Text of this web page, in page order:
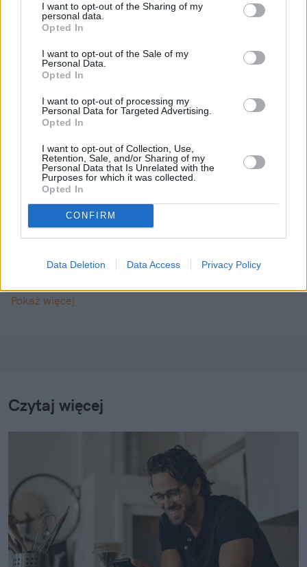
I want to opt-out of the Sharing of my
personal data.
Opted In
I want to opt-out of the Sale of my
Personal Data.
Opted In
I want to opt-out of processing my
Personal Data for Targeted Advertising.
Opted In
I want to opt-out of Collection, Use,
Retention, Sale, and/or Sharing of my
Personal Data that Is Unrelated with the
Purposes for which it was collected.
Opted In
CONFIRM
Data Deletion Data Access Privacy Policy
Więcej:
Apostazja
Agnieszka Miastowska
Obserwuj
"Związki".
Pokaż więcej
Czytaj więcej